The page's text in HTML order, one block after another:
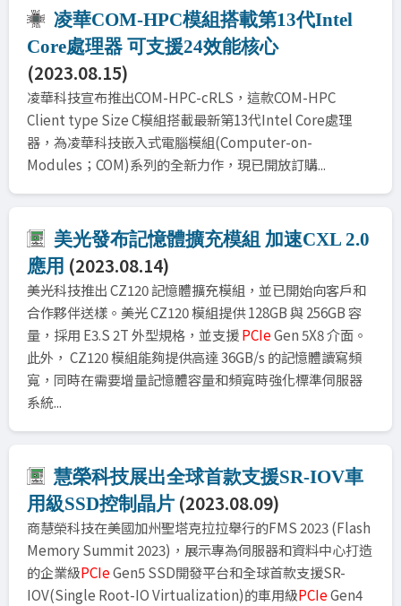
凌華COM-HPC模組搭載第13代Intel
Core處理器 可支援24效能核心
(2023.08.15)
凌華科技宣布推出COM-HPC-cRLS，這款COM-HPC
Client type Size C模組搭載最新第13代Intel Core處理
器，為凌華科技嵌入式電腦模組(Computer-on-
Modules；COM)系列的全新力作，現已開放訂購...
美光發布記憶體擴充模組 加速CXL 2.0
應用 (2023.08.14)
美光科技推出 CZ120 記憶體擴充模組，並已開始向客戶和
合作夥伴送樣。美光 CZ120 模組提供 128GB 與 256GB 容
量，採用 E3.S 2T 外型規格，並支援PCIeGen 5X8 介面。
此外， CZ120 模組能夠提供高達 36GB/s 的記憶體讀寫頻
寬，同時在需要增量記憶體容量和頻寬時強化標準伺服器
系統...
慧榮科技展出全球首款支援SR-IOV車
用級SSD控制晶片 (2023.08.09)
商慧榮科技在美國加州聖塔克拉拉舉行的FMS 2023 (Flash
Memory Summit 2023)，展示專為伺服器和資料中心打造
的企業級PCIeGen5 SSD開發平台和全球首款支援SR-
IOV(Single Root-IO Virtualization)的車用級PCIeGen4